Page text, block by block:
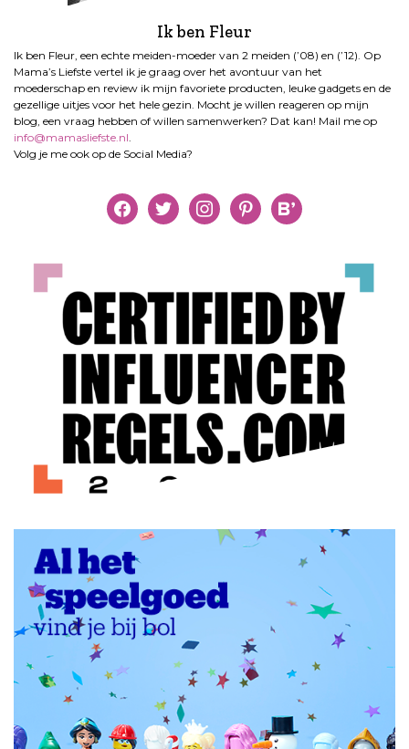
Ik ben Fleur
Ik ben Fleur, een echte meiden-moeder van 2 meiden (’08) en (’12). Op
Mama’s Liefste vertel ik je graag over het avontuur van het
moederschap en review ik mijn favoriete producten, leuke gadgets en de
gezellige uitjes voor het hele gezin. Mocht je willen reageren op mijn
blog, een vraag hebben of willen samenwerken? Dat kan! Mail me op
info@mamasliefste.nl.
Volg je me ook op de Social Media?
facebooktwitter instagrampinterestbloglovin